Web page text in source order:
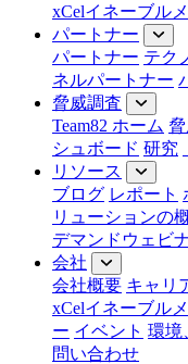
xCelイネーブル
パートナー
パートナー テク
ネルパートナー
脅威調査
Team82 ホーム
シュボード 研究
リソース
ブログ レポート
リューションの
デマンドウェビ
会社
会社概要 キャリ
xCelイネーブル
ー イベント 環境
問い合わせ